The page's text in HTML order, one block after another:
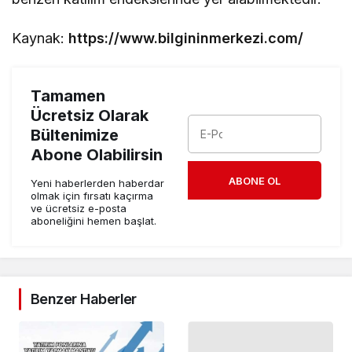
Kaynak: https://www.bilgininmerkezi.com/
Tamamen
Ücretsiz Olarak
Bültenimize
Abone Olabilirsin
Yeni haberlerden haberdar
olmak için fırsatı kaçırma
ve ücretsiz e-posta
aboneliğini hemen başlat.
ABONE OL
Benzer Haberler